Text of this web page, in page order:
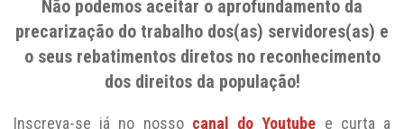
Não podemos aceitar o aprofundamento da
precarização do trabalho dos(as) servidores(as) e
o seus rebatimentos diretos no reconhecimento
dos direitos da população!
Inscreva-se já no nosso canal do Youtube e curta a